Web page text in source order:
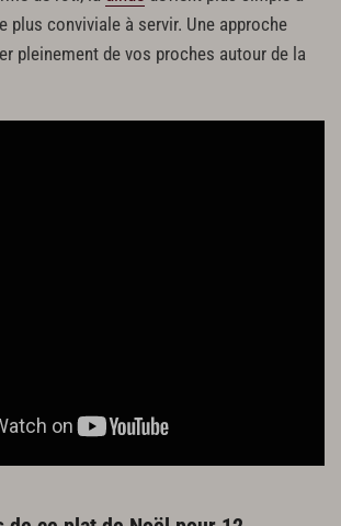
plus conviviale à servir. Une approche
pleinement de vos proches autour de la